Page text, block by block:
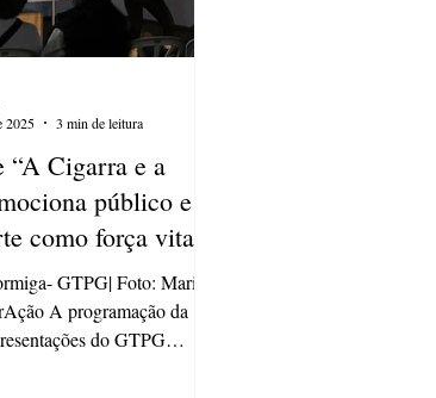
“A Cigarra e a
público e
como força vital
GTPG| Foto: Maria
A programação da
do GTPG
2025
3 min de leitura